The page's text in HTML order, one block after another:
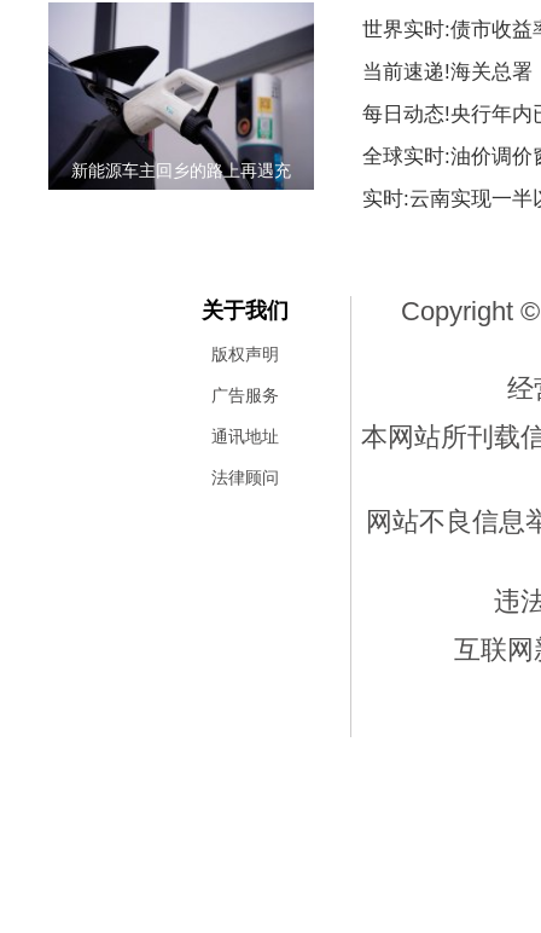
新能源车主回乡的路上再遇充
世界实时:债市收益
当前速递!海关总署
每日动态!央行年内
全球实时:油价调价
实时:云南实现一半
关于我们
版权声明
广告服务
通讯地址
法律顾问
Copyright
经
本网站所刊载
网站不良信息
违
互联网